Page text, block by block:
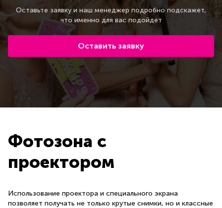
Оставьте заявку и наш менеджер подробно подскажет,
что именно для вас подойдет
Оставить заявку
Фотозона с
проектором
Использование проектора и специального экрана
позволяет получать не только крутые снимки, но и классные